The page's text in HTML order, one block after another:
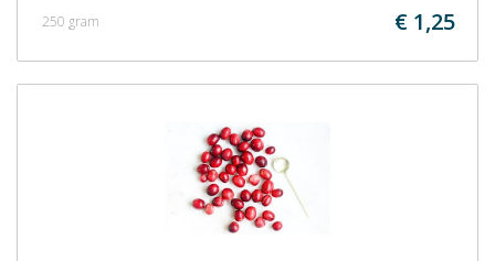
€ 1,25
250 gram